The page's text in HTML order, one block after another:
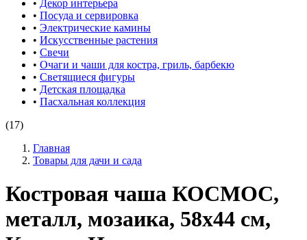
• Декор интерьера
• Посуда и сервировка
• Электрические камины
• Искусственные растения
• Свечи
• Очаги и чаши для костра, гриль, барбекю
• Светящиеся фигуры
• Детская площадка
• Пасхальная коллекция
(17)
Главная
Товары для дачи и сада
Костровая чаша КОСМОС,
металл, мозаика, 58х44 см,